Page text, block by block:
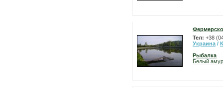
Тел: +38
Украина /
Рыбалка
Белый амур